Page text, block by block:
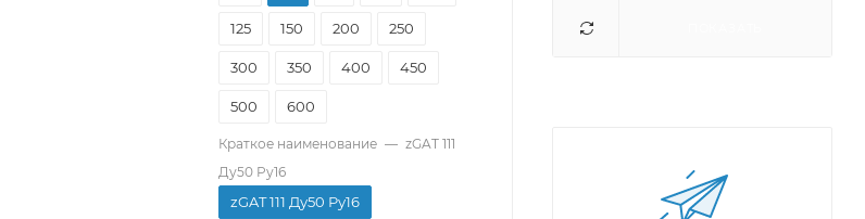
125 150 200 250
300 350 400 450
500 600
Краткое наименование — zGAT 111
Ду50 Pу16
zGAT 111 Ду50 Pу16